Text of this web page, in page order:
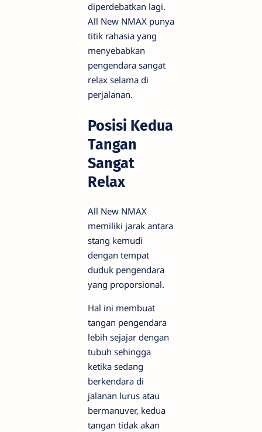
diperdebatkan lagi.
All New NMAX punya
titik rahasia yang
menyebabkan
pengendara sangat
relax selama di
perjalanan.
Posisi Kedua
Tangan
Sangat
Relax
All New NMAX
memiliki jarak antara
stang kemudi
dengan tempat
duduk pengendara
yang proporsional.
Hal ini membuat
tangan pengendara
lebih sejajar dengan
tubuh sehingga
ketika sedang
berkendara di
jalanan lurus atau
bermanuver, kedua
tangan tidak akan